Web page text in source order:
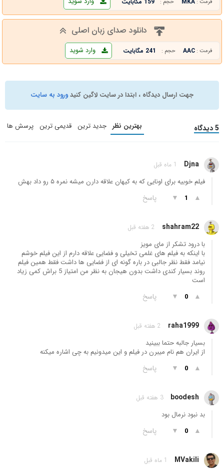
فرمت : حجم :
دانلود صدای زبان اصلی
فرمت : AAC حجم : 241 مگابایت وارد شوید
جهت ارسال دیدگاه ، ابتدا در سایت لاگین کنیدورود به سایت
5 دیدگاه بهترین نظر جدید ترین قدیمی ترین پرسش ها
Djna 1 ماه قبل
فیلم خوبیه برای اونایی که به کیهان علاقه دارن میشه نمره ۵ رو داد بهش
▲
1
▼ پاسخ
shahram22 2 هفته قبل
با درود تشکر از مای مویز
با اینکه به فیلم های غلمی تخیلی و فضایی علاقه دارم از این فیلم خوشم
نیامد فقط نظر جالبی در باره گونه ای از فضایی ها داشت فقط همین فیلم
روند بسیار کندی داشت بدون هیجان به نظر من امتیاز 5 براش کمی زیاد
است
▲
0
▼ پاسخ
raha1999 2 هفته قبل
بسیار جالبه حتما ببینید
از ایران هم نام میبرن در فیلم و این میدونیم به چی اشاره میکنه
▲
0
▼ پاسخ
boodesh 3 هفته قبل
بد نبود نرمال بود
▲
0
▼ پاسخ
MVakili 1 ماه قبل